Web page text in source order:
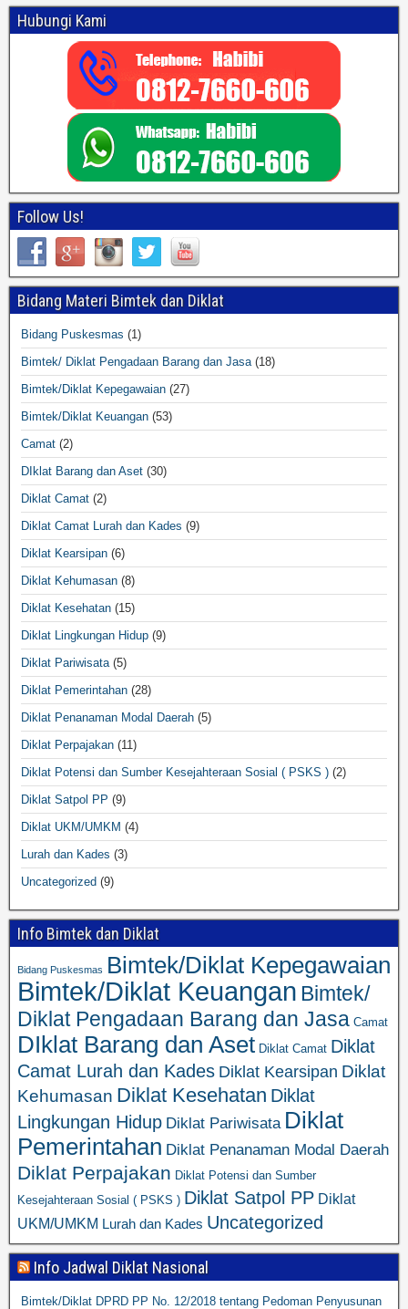
Hubungi Kami
Follow Us!
Bidang Materi Bimtek dan Diklat
Bidang Puskesmas (1)
Bimtek/ Diklat Pengadaan Barang dan Jasa (18)
Bimtek/Diklat Kepegawaian (27)
Bimtek/Diklat Keuangan (53)
Camat (2)
DIklat Barang dan Aset (30)
Diklat Camat (2)
Diklat Camat Lurah dan Kades (9)
Diklat Kearsipan (6)
Diklat Kehumasan (8)
Diklat Kesehatan (15)
Diklat Lingkungan Hidup (9)
Diklat Pariwisata (5)
Diklat Pemerintahan (28)
Diklat Penanaman Modal Daerah (5)
Diklat Perpajakan (11)
Diklat Potensi dan Sumber Kesejahteraan Sosial ( PSKS ) (2)
Diklat Satpol PP (9)
Diklat UKM/UMKM (4)
Lurah dan Kades (3)
Uncategorized (9)
Info Bimtek dan Diklat
Bidang Puskesmas Bimtek/Diklat Kepegawaian
Bimtek/Diklat Keuangan Bimtek/
Diklat Pengadaan Barang dan Jasa Camat
DIklat Barang dan Aset Diklat Camat Diklat
Camat Lurah dan Kades Diklat Kearsipan Diklat
Kehumasan Diklat Kesehatan Diklat
Lingkungan Hidup Diklat Pariwisata Diklat
Pemerintahan Diklat Penanaman Modal Daerah
Diklat Perpajakan Diklat Potensi dan Sumber
Kesejahteraan Sosial ( PSKS ) Diklat Satpol PP Diklat
UKM/UMKM Lurah dan Kades Uncategorized
Info Jadwal Diklat Nasional
Bimtek/Diklat DPRD PP No. 12/2018 tentang Pedoman Penyusunan